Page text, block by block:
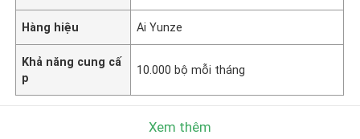
Hàng hiệu Ai Yunze
Khả năng cung cấ
p
10.000 bộ mỗi tháng
Xem thêm